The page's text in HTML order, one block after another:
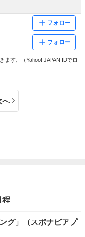
フォロー
フォロー
す。（Yahoo! JAPAN IDでロ
へ
程
グ」（スポナビアプ